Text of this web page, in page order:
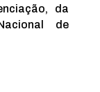
da
de